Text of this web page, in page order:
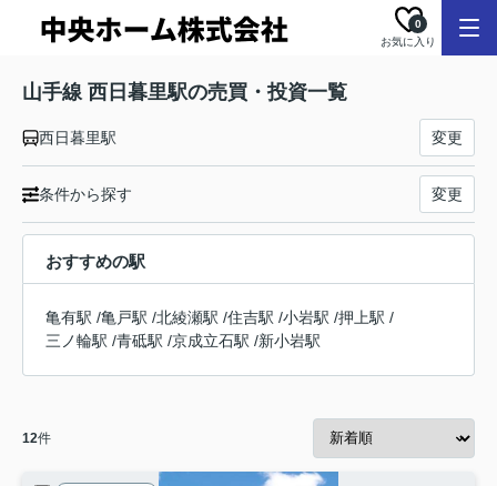
お気に入り
0
山手線 西日暮里駅の売買・投資一覧
西日暮里駅 変更
条件から探す 変更
おすすめの駅
亀有駅 /亀戸駅 /北綾瀬駅 /住吉駅 /小岩駅 /押上駅 /
三ノ輪駅 /青砥駅 /京成立石駅 /新小岩駅
12件